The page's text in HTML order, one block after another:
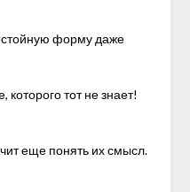
форму даже
которого тот не знает!
еще понять их смысл.